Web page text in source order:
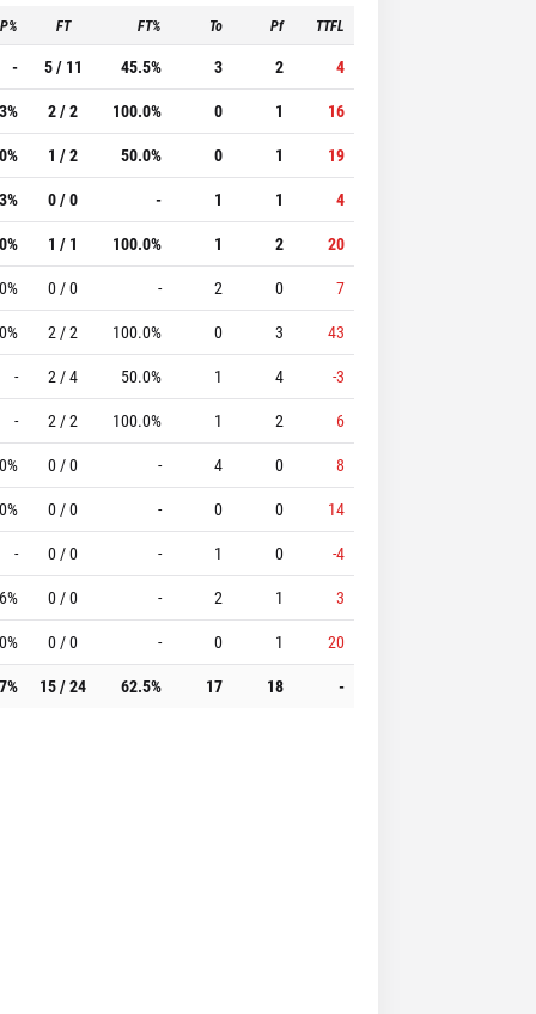
FT FT% To Pf TTFL
- 5 / 11 45.5% 3 2
4
2 / 2 100.0% 0 1
16
1 / 2 50.0% 0 1
19
0 / 0 - 1 1
4
1 / 1 100.0% 1 2
20
0 / 0 - 2 0
7
2 / 2 100.0% 0 3
43
-
2 / 4 50.0% 1 4
-3
-
2 / 2 100.0% 1 2
6
0 / 0 - 4 0
8
0 / 0 - 0 0
14
-
0 / 0 - 1 0
-4
0 / 0 - 2 1
3
0 / 0 - 0 1
20
15 / 24 62.5% 17 18 -